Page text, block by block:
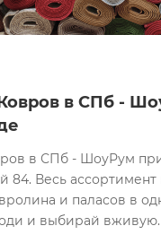
в СПб -
в СПб - ШоуРум
84. Весь
и паласов в
и выбирай вживую.